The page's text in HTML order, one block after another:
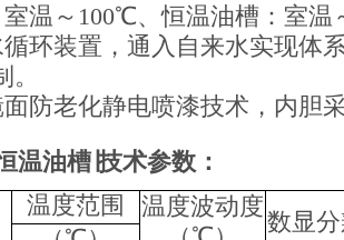
温～100℃、恒温油槽：室温
环装置，通入自来水实现体
防老化静电喷漆技术，内胆
温油槽 ∣技术参数：
温度范围
温度波动度
数显